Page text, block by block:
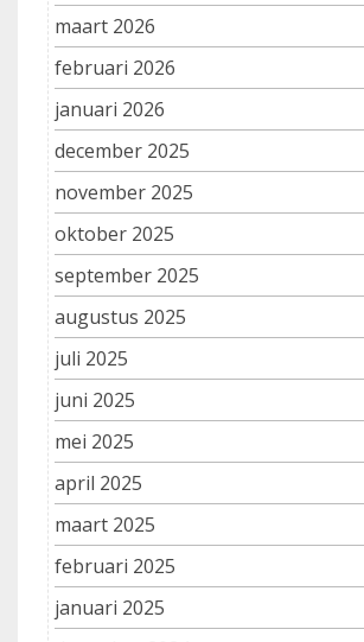
maart 2026
februari 2026
januari 2026
december 2025
november 2025
oktober 2025
september 2025
augustus 2025
juli 2025
juni 2025
mei 2025
april 2025
maart 2025
februari 2025
januari 2025